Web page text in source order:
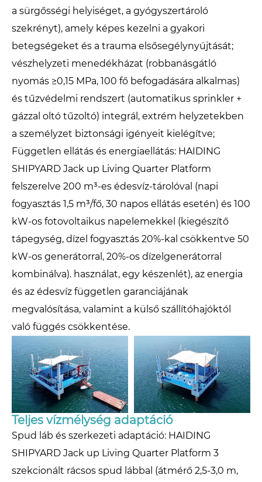
a sürgősségi helyiséget, a gyógyszertároló
szekrényt), amely képes kezelni a gyakori
betegségeket és a trauma elsősegélynyújtását;
vészhelyzeti menedékházat (robbanásgátló
nyomás ≥0,15 MPa, 100 fő befogadására alkalmas)
és tűzvédelmi rendszert (automatikus sprinkler +
gázzal oltó tűzoltó) integrál, extrém helyzetekben
a személyzet biztonsági igényeit kielégítve;
Független ellátás és energiaellátás: HAIDING
SHIPYARD Jack up Living Quarter Platform
felszerelve 200 m³-es édesvíz-tárolóval (napi
fogyasztás 1,5 m³/fő, 30 napos ellátás esetén) és 100
kW-os fotovoltaikus napelemekkel (kiegészítő
tápegység, dízel fogyasztás 20%-kal csökkentve 50
kW-os generátorral, 20%-os dízelgenerátorral
kombinálva). használat, egy készenlét), az energia
és az édesvíz független garanciájának
megvalósítása, valamint a külső szállítóhajóktól
való függés csökkentése.
Teljes vízmélység adaptáció
Spud láb és szerkezeti adaptáció: HAIDING
SHIPYARD Jack up Living Quarter Platform 3
szekcionált rácsos spud lábbal (átmérő 2,5-3,0 m,